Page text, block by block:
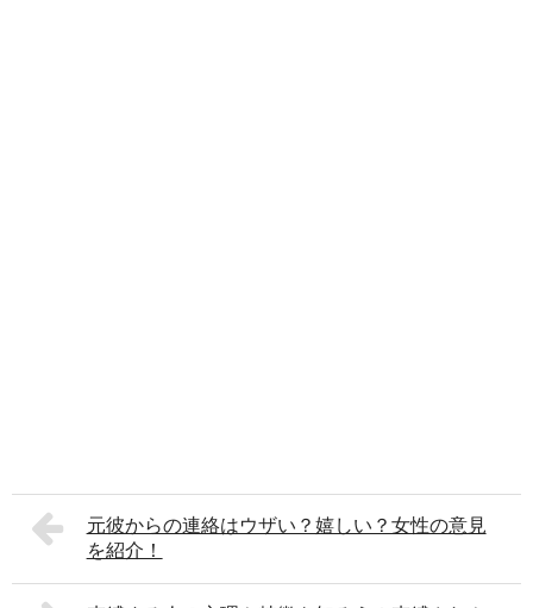
元彼からの連絡はウザい？嬉しい？女性の意見
を紹介！